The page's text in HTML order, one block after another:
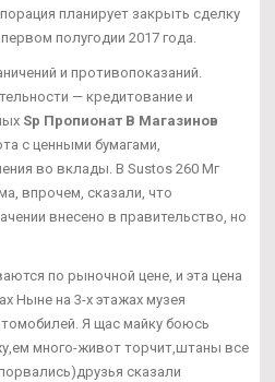
планирует закрыть сделку
полугодии 2017 года.
и противопоказаний.
— кредитование и
Sp Пропионат В Магазинов
с ценными бумагами,
во вклады. В Sustos 260 Мг
впрочем, сказали, что
внесено в правительство, но
по рыночной цене, и эта цена
Ныне на 3-х этажах музея
Я щас майку боюсь
много-живот торчит,штаны все
сказали